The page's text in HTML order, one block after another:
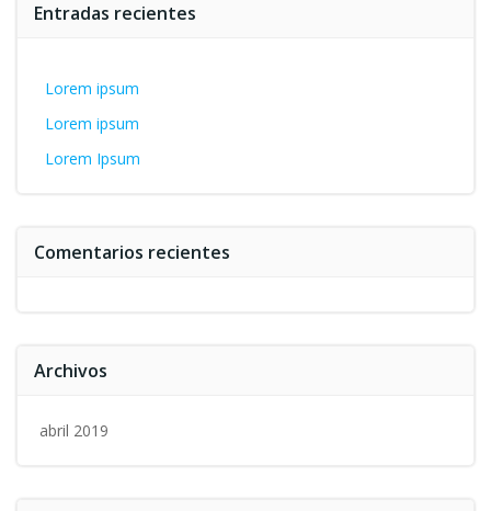
Entradas recientes
Lorem ipsum
Lorem ipsum
Lorem Ipsum
Comentarios recientes
Archivos
abril 2019